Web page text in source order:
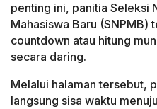
penting ini, panitia Seleksi
Mahasiswa Baru (SNPMB)
countdown atau hitung
secara daring.
Melalui halaman tersebut,
langsung sisa waktu